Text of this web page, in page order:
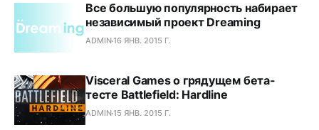
Все большую популярность набирает
независимый проект Dreaming
ADMIN16 ЯНВ. 2015 Г.
Visceral Games о грядущем бета-
тесте Battlefield: Hardline
ADMIN15 ЯНВ. 2015 Г.